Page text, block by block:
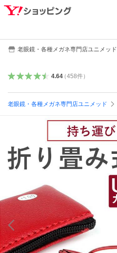
老眼鏡・各種メガネ専門店ユニメッド
4.64（458件）
老眼鏡・各種メガネ専門店ユニメッド